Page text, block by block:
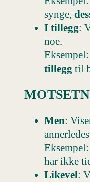
synge,
I tillegg:
noe.
tillegg til
Men:
har ikke
Likevel: